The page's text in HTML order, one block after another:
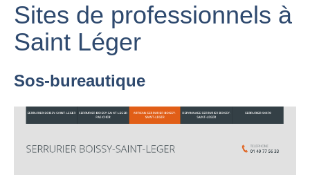
Sites de professionnels à
Saint Léger
Sos-bureautique